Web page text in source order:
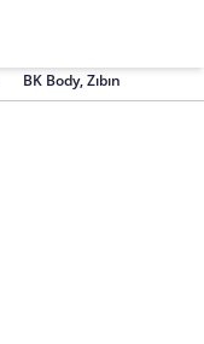
BK Body, Zıbın